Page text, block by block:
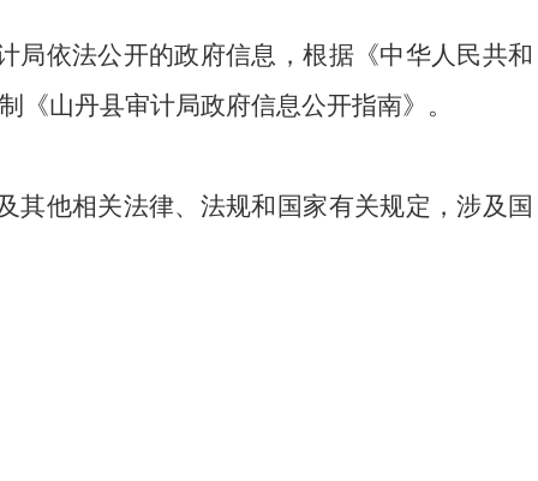
局依法公开的政府信息，根据《中华人民共和
《山丹县审计局政府信息公开指南》。
其他相关法律、法规和国家有关规定，涉及国